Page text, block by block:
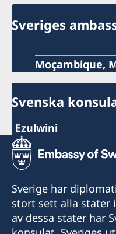
Sveriges
Moçambique,
Svenska
Ezulwini
Tel:
+268 2416-1156
E-mail:
Sverige har
stort sett alla stater
av dessa stater har